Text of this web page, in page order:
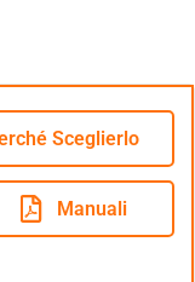
Sceglierlo
Manuali